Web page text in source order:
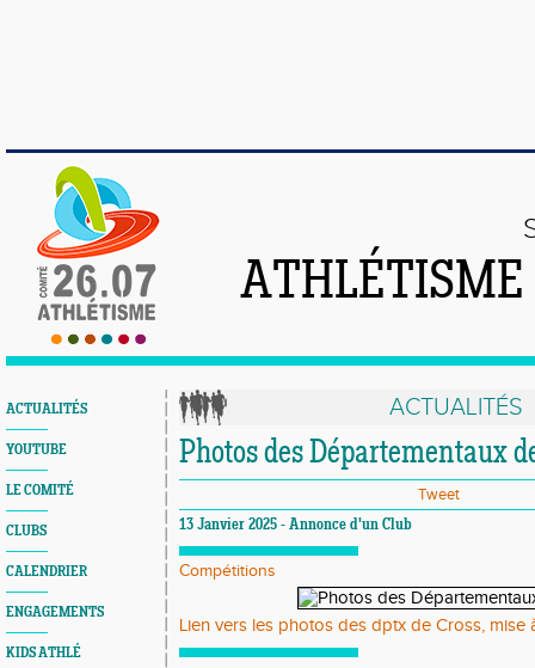
ATHLÉTISME
ACTUALITÉS
YOUTUBE
LE COMITÉ
CLUBS
CALENDRIER
ENGAGEMENTS
KIDS ATHLÉ
ACTUALITÉS
Photos des Départementaux
Tweet
13 Janvier 2025 - Annonce d'un Club
Compétitions
Lien vers les photos des dptx de Cross,